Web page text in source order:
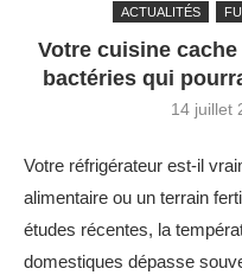
ACTUALITÉS
Votre cuisine
bactéries qui
14 juillet
Votre réfrigérateur est-il
alimentaire ou un terrain
études récentes, la
domestiques dépasse